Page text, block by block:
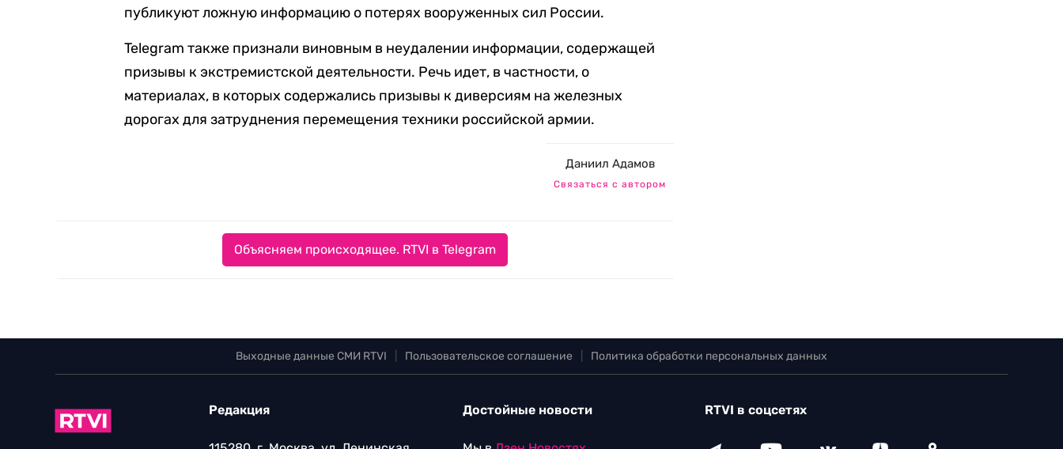
публикуют ложную информацию о потерях вооруженных сил России.
Telegram также признали виновным в неудалении информации, содержащей
призывы к экстремистской деятельности. Речь идет, в частности, о
материалах, в которых содержались призывы к диверсиям на железных
дорогах для затруднения перемещения техники российской армии.
Даниил Адамов
Связаться с автором
Объясняем происходящее. RTVI в Telegram
Выходные данные СМИ RTVI Пользовательское соглашение Политика обработки персональных данных
Редакция Достойные новости RTVI в соцсетях